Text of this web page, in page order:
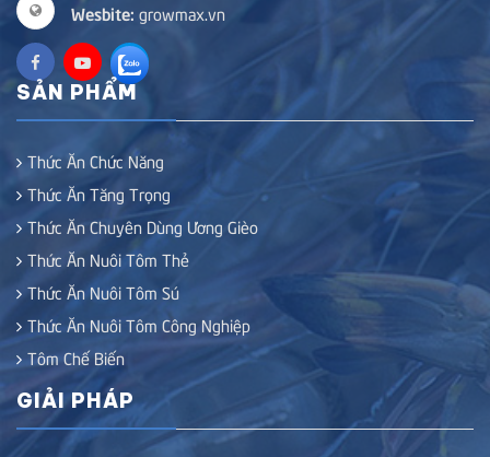
Wesbite: growmax.vn
SẢN PHẨM
Thức Ăn Chức Năng
Thức Ăn Tăng Trọng
Thức Ăn Chuyên Dùng Ương Gièo
Thức Ăn Nuôi Tôm Thẻ
Thức Ăn Nuôi Tôm Sú
Thức Ăn Nuôi Tôm Công Nghiệp
Tôm Chế Biến
GIẢI PHÁP